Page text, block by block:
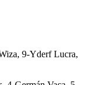
9-Yderf Lucra,